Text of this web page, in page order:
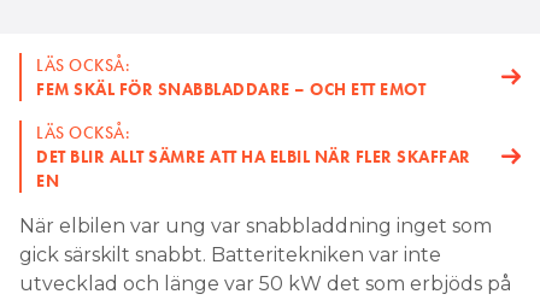
LÄS OCKSÅ:
FEM SKÄL FÖR SNABBLADDARE – OCH ETT EMOT
LÄS OCKSÅ:
DET BLIR ALLT SÄMRE ATT HA ELBIL NÄR FLER SKAFFAR
EN
När elbilen var ung var snabbladdning inget som
gick särskilt snabbt. Batteritekniken var inte
utvecklad och länge var 50 kW det som erbjöds på